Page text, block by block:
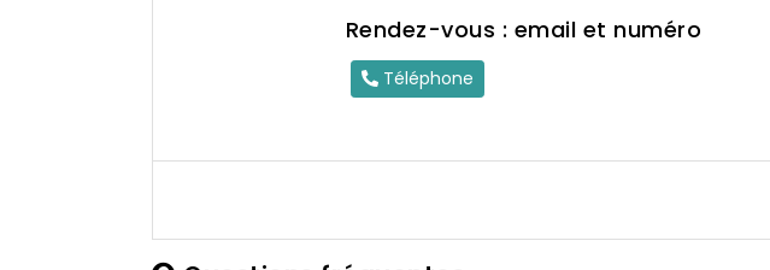
Rendez-vous : email et numéro
Téléphone